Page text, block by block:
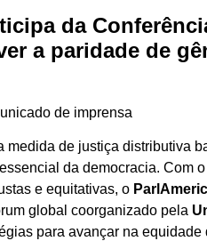
da
a paridade de
de imprensa
medida de justiça distributiva
da democracia. Com
e equitativas, o
global coorganizado pela
para avançar na